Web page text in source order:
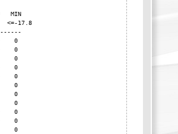
MIN
<=-17.8
0
0
0
0
0
0
0
0
0
0
0